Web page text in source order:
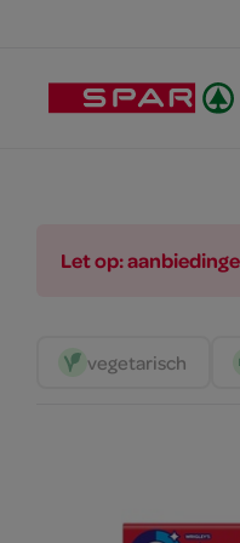
Let op:
vegetarisch